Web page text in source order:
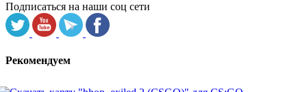
Подписаться на наши соц сети
Рекомендуем